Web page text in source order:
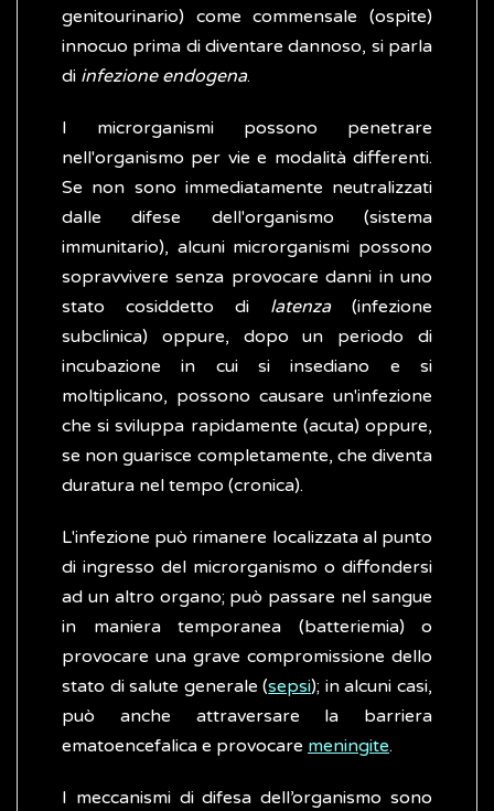
genitourinario) come commensale (ospite)
innocuo prima di diventare dannoso, si parla
di infezione endogena.
I microrganismi possono penetrare
nell'organismo per vie e modalità differenti.
Se non sono immediatamente neutralizzati
dalle difese dell'organismo (sistema
immunitario), alcuni microrganismi possono
sopravvivere senza provocare danni in uno
stato cosiddetto di latenza(infezione
subclinica) oppure, dopo un periodo di
incubazione in cui si insediano e si
moltiplicano, possono causare un'infezione
che si sviluppa rapidamente (acuta) oppure,
se non guarisce completamente, che diventa
duratura nel tempo (cronica).
L'infezione può rimanere localizzata al punto
di ingresso del microrganismo o diffondersi
ad un altro organo; può passare nel sangue
in maniera temporanea (batteriemia) o
provocare una grave compromissione dello
stato di salute generale (sepsi); in alcuni casi,
può anche attraversare la barriera
ematoencefalica e provocare meningite.
I meccanismi di difesa dell’organismo sono